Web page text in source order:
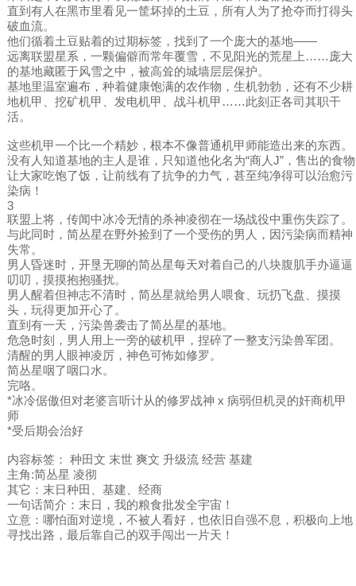
直到有人在黑市里看见一筐坏掉的土豆，所有人为了抢夺而打得头
破血流。
他们循着土豆贴着的过期标签，找到了一个庞大的基地——
远离联盟星系，一颗偏僻而常年覆雪，不见阳光的荒星上……庞大
的基地藏匿于风雪之中，被高耸的城墙层层保护。
基地里温室遍布，种着健康饱满的农作物，生机勃勃，还有不少耕
地机甲、挖矿机甲、发电机甲、战斗机甲……此刻正各司其职干
活。
这些机甲一个比一个精妙，根本不像普通机甲师能造出来的东西。
没有人知道基地的主人是谁，只知道他化名为“商人J”，售出的食物
让大家吃饱了饭，让前线有了抗争的力气，甚至纯净得可以治愈污
染病！
3
联盟上将，传闻中冰冷无情的杀神凌彻在一场战役中重伤失踪了。
与此同时，简丛星在野外捡到了一个受伤的男人，因污染病而精神
失常。
男人昏迷时，开垦无聊的简丛星每天对着自己的八块腹肌手办逼逼
叨叨，摸摸抱抱骚扰。
男人醒着但神志不清时，简丛星就给男人喂食、玩扔飞盘、摸摸
头，玩得更加开心了。
直到有一天，污染兽袭击了简丛星的基地。
危急时刻，男人用上一旁的破机甲，捏碎了一整支污染兽军团。
清醒的男人眼神凌厉，神色可怖如修罗。
简丛星咽了咽口水。
完咯。
*冰冷倨傲但对老婆言听计从的修罗战神 x 病弱但机灵的奸商机甲
师
*受后期会治好
内容标签： 种田文 末世 爽文 升级流 经营 基建
主角:简丛星 凌彻
其它：末日种田、基建、经商
一句话简介：末日，我的粮食批发全宇宙！
立意：哪怕面对逆境，不被人看好，也依旧自强不息，积极向上地
寻找出路，最后靠自己的双手闯出一片天！